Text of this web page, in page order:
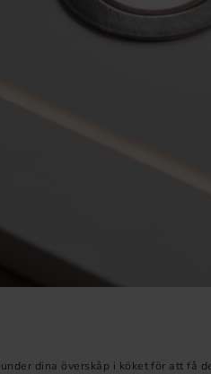
dina överskåp i köket för att få